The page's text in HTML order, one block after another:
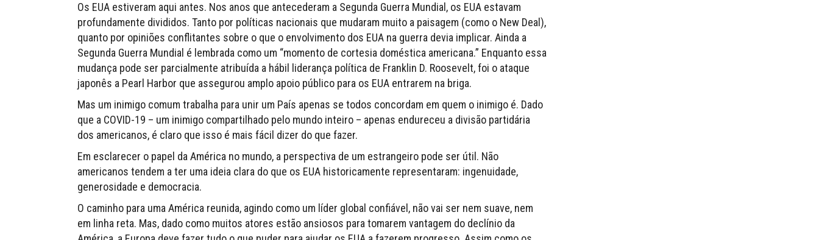
Os EUA estiveram aqui antes. Nos anos que antecederam a Segunda Guerra Mundial, os EUA estavam
profundamente divididos. Tanto por políticas nacionais que mudaram muito a paisagem (como o New Deal),
quanto por opiniões conflitantes sobre o que o envolvimento dos EUA na guerra devia implicar. Ainda a
Segunda Guerra Mundial é lembrada como um “momento de cortesia doméstica americana.” Enquanto essa
mudança pode ser parcialmente atribuída a hábil liderança política de Franklin D. Roosevelt, foi o ataque
japonês a Pearl Harbor que assegurou amplo apoio público para os EUA entrarem na briga.
Mas um inimigo comum trabalha para unir um País apenas se todos concordam em quem o inimigo é. Dado
que a COVID-19 – um inimigo compartilhado pelo mundo inteiro – apenas endureceu a divisão partidária
dos americanos, é claro que isso é mais fácil dizer do que fazer.
Em esclarecer o papel da América no mundo, a perspectiva de um estrangeiro pode ser útil. Não
americanos tendem a ter uma ideia clara do que os EUA historicamente representaram: ingenuidade,
generosidade e democracia.
O caminho para uma América reunida, agindo como um líder global confiável, não vai ser nem suave, nem
em linha reta. Mas, dado como muitos atores estão ansiosos para tomarem vantagem do declínio da